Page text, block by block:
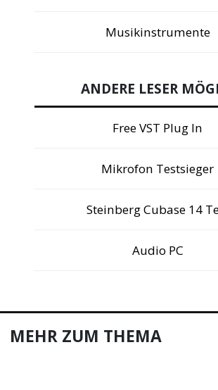
Musikinstrumente
ANDERE LESER
Free VST Plug In
Mikrofon Testsieger
Steinberg Cubase 14
Audio PC
MEHR ZUM THEMA